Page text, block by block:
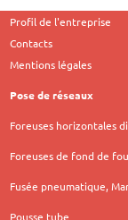
Profil de l'entreprise
Contacts
Mentions légales
Pose de réseaux
Foreuses horizontales
Foreuses de fond de
Fusée pneumatique,
Pousse tube